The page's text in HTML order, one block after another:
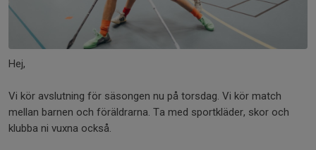
Hej,
Vi kör avslutning för säsongen nu på torsdag. Vi kör match
mellan barnen och föräldrarna. Ta med sportkläder, skor och
klubba ni vuxna också.